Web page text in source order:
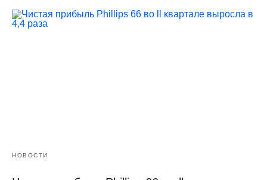
НОВОСТИ